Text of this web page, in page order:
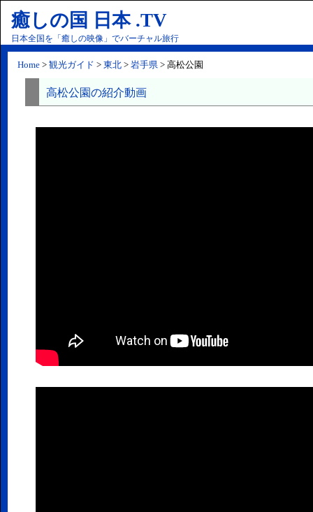
癒しの国 日本 .TV
日本全国を「癒しの映像」でバーチャル旅行
Home > 観光ガイド > 東北 > 岩手県 > 高松公園
高松公園の紹介動画